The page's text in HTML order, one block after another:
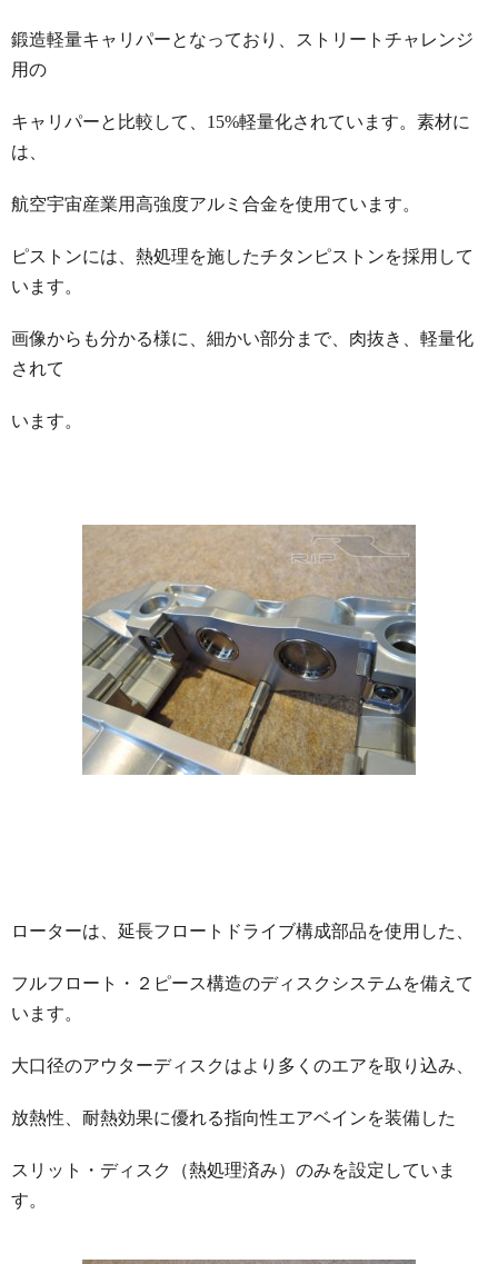
鍛造軽量キャリパーとなっており、ストリートチャレンジ
用の
キャリパーと比較して、15%軽量化されています。素材に
は、
航空宇宙産業用高強度アルミ合金を使用ています。
ピストンには、熱処理を施したチタンピストンを採用して
います。
画像からも分かる様に、細かい部分まで、肉抜き、軽量化
されて
います。
ローターは、延長フロートドライブ構成部品を使用した、
フルフロート・２ピース構造のディスクシステムを備えて
います。
大口径のアウターディスクはより多くのエアを取り込み、
放熱性、耐熱効果に優れる指向性エアベインを装備した
スリット・ディスク（熱処理済み）のみを設定していま
す。